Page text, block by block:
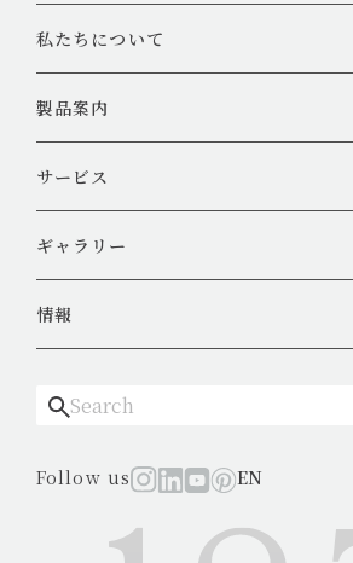
は、青竹を油抜き・乾燥させることで
な温かみを与えながら、和に寄りすぎ
は異なる、面としての竹の美しさを表
り、既製の工業製品にはない表情が生まれます
テル、旅館、飲食店、什器、壁面装飾
たい場合はひしぎ単体で、施工性を重
して納品するなど、案件に応じたご提
ン会社様、施工会社様は、ぜひお気軽
私たちについて
製品案内
サービス
ギャラリー
情報
Follow us EN